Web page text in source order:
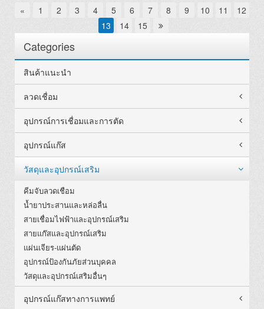
« 1 2 3 4 5 6 7 8 9 10 11
12
13
14 15
Categories
สินค้าแนะนำ
ลวดเชื่อม
อุปกรณ์การเชื่อมและการตัด
อุปกรณ์แก๊ส
วัสดุและอุปกรณ์เสริม
คีมจับลวดเชือม
น้ำยาประสานและหล่อลื่น
สายเชื่อมไฟฟ้าและอุปกรณ์เสริม
สายแก๊สและอุปกรณ์เสริม
แผ่นเจียร-แผ่นตัด
อุปกรณ์ป้องกันภัยส่วนบุคคล
วัสดุและอุปกรณ์เสริมอื่นๆ
อุปกรณ์แก๊สทางการแพทย์